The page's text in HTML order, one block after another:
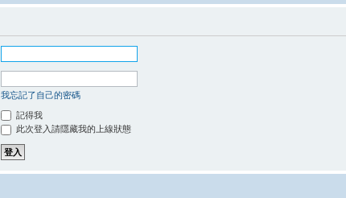
我忘記了自己的密碼
記得我
此次登入請隱藏我的上線狀態